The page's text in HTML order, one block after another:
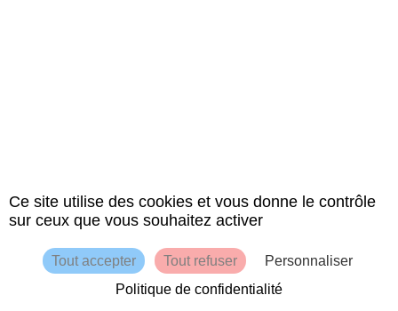
Ce site utilise des cookies et vous donne le contrôle
sur ceux que vous souhaitez activer
Tout accepter Tout refuser
Personnaliser
Politique de confidentialité